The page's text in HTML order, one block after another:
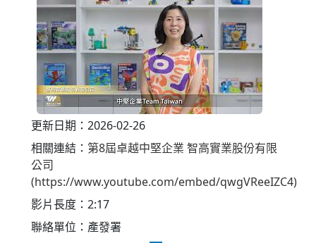
更新日期：2026-02-26
相關連結： 第8屆卓越中堅企業 智高實業股份有限
公司
(https://www.youtube.com/embed/qwgVReeIZC4)
影片長度：2:17
聯絡單位：產發署